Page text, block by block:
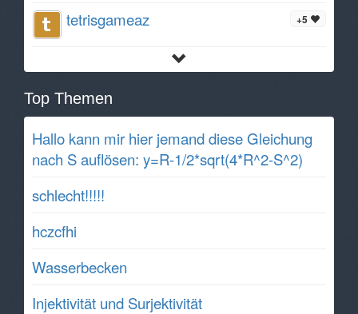
+5
tetrisgameaz
Top Themen
Hallo kann mir hier jemand diese Gleichung
nach S auflösen: y=R-1/2*sqrt(4*R^2-S^2)
schlecht!!!!!
hczcfhi
Wasserbecken
Injektivität und Surjektivität